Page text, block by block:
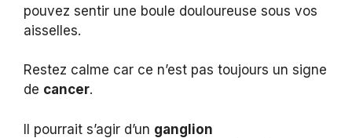
pouvez sentir une boule douloureuse sous vos
aisselles.
Restez calme car ce n’est pas toujours un signe
de cancer.
Il pourrait s’agir d’un ganglion